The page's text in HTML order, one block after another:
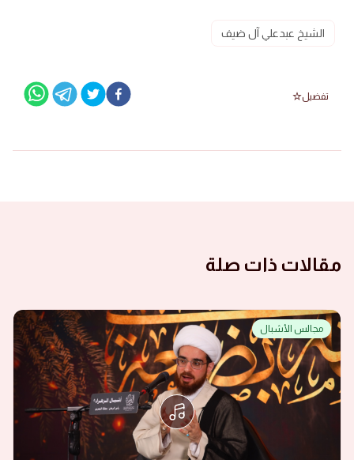
الشيخ عبدعلي آل ضيف
تفضيل
مقالات ذات صلة
مجالس الأشبال